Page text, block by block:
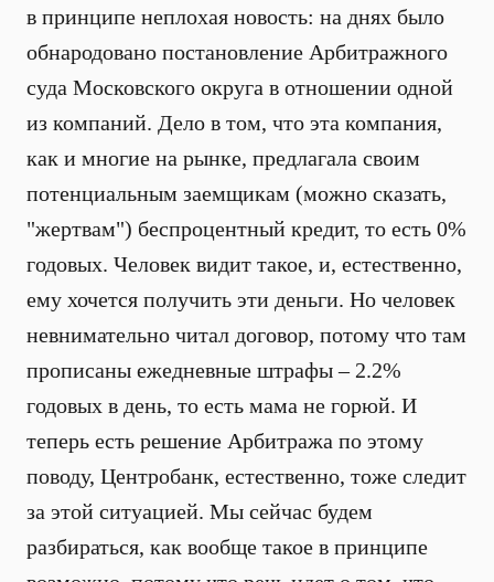
в принципе неплохая новость: на днях было
обнародовано постановление Арбитражного
суда Московского округа в отношении одной
из компаний. Дело в том, что эта компания,
как и многие на рынке, предлагала своим
потенциальным заемщикам (можно сказать,
"жертвам") беспроцентный кредит, то есть 0%
годовых. Человек видит такое, и, естественно,
ему хочется получить эти деньги. Но человек
невнимательно читал договор, потому что там
прописаны ежедневные штрафы – 2.2%
годовых в день, то есть мама не горюй. И
теперь есть решение Арбитража по этому
поводу, Центробанк, естественно, тоже следит
за этой ситуацией. Мы сейчас будем
разбираться, как вообще такое в принципе